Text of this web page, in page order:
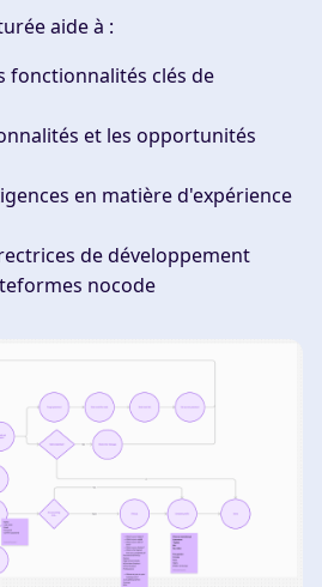
aide à :
fonctionnalités clés de
et les opportunités
en matière d'expérience
de développement
nocode